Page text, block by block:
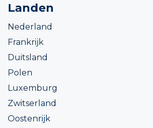
Landen
Nederland
Frankrijk
Duitsland
Polen
Luxemburg
Zwitserland
Oostenrijk